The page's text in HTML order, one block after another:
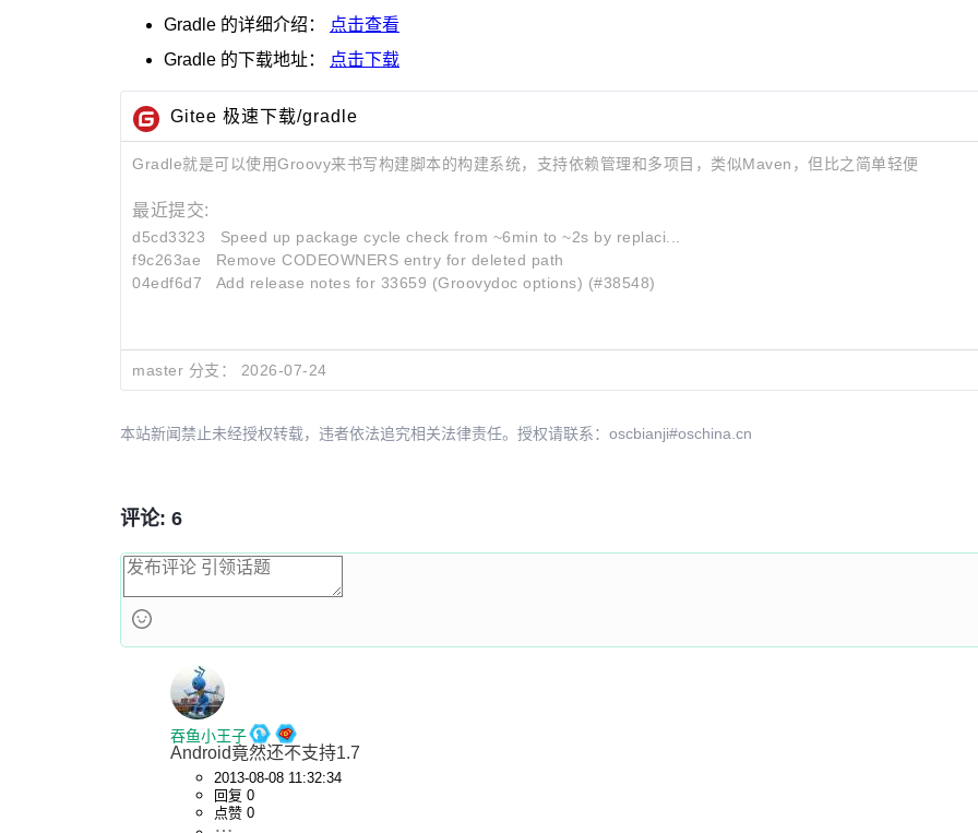
Gradle 的详细介绍：
点击查看
Gradle 的下载地址： 点击下载
Gitee 极速下载/gradle
Gradle就是可以使用Groovy来书写构建脚本的构建系统，支持依赖管理和多项目，类似Maven，但比之简单轻便
最近提交:
d5cd3323 Speed up package cycle check from ~6min to ~2s by replaci...
f9c263ae
Remove CODEOWNERS entry for deleted path
04edf6d7
Add release notes for 33659 (Groovydoc options) (#38548)
master 分支： 2026-07-24
本站新闻禁止未经授权转载，违者依法追究相关法律责任。授权请联系：oscbianji#oschina.cn
评论: 6
吞鱼小王子
Android竟然还不支持1.7
2013-08-08 11:32:34
回复 0
点赞 0